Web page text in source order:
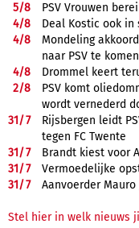
5/8
PSV Vrouwen
4/8
Deal Kostic ook in
4/8
Mondeling
naar PSV te komen
4/8
Drommel keert
2/8
PSV komt
wordt vernederd
31/7
Rijsbergen leidt
tegen FC Twente
31/7
Brandt kiest voor
31/7
Vermoedelijke
31/7 Aanvoerder
Stel hier in welk nieuws